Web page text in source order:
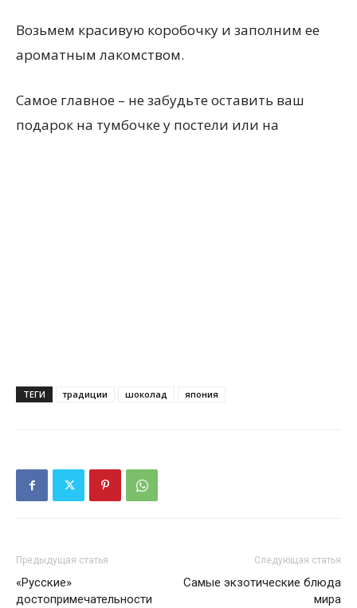
Возьмем красивую коробочку и заполним ее
ароматным лакомством.
Самое главное – не забудьте оставить ваш
подарок на тумбочке у постели или на
ТЕГИ традиции шоколад япония
Предыдущая статья
«Русские»
достопримечательности
Следующая статья
Самые экзотические блюда
мира